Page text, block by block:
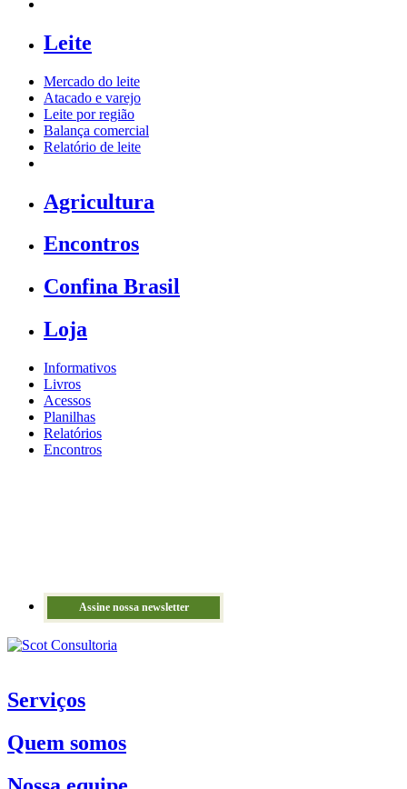
Leite
Mercado do leite
Atacado e varejo
Leite por região
Balança comercial
Relatório de leite
Agricultura
Encontros
Confina Brasil
Loja
Informativos
Livros
Acessos
Planilhas
Relatórios
Encontros
Assine nossa newsletter
Serviços
Quem somos